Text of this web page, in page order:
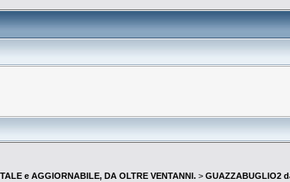
e AGGIORNABILE, DA OLTRE VENTANNI. > GUAZZABUGLIO2